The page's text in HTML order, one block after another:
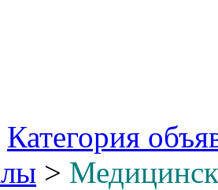
Категория
>